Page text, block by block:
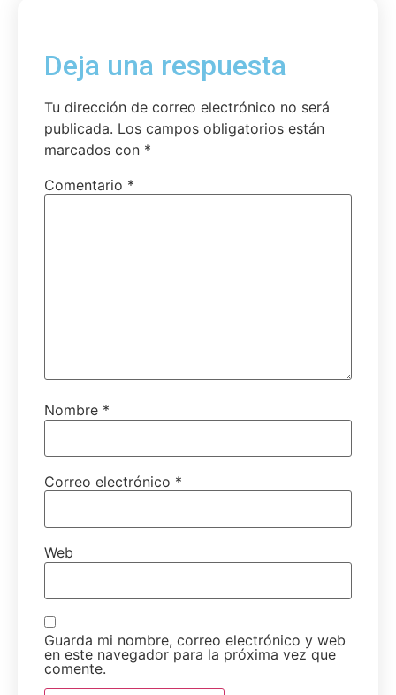
Deja una respuesta
Tu dirección de correo electrónico no será
publicada. Los campos obligatorios están
marcados con *
Comentario *
Nombre *
Correo electrónico *
Web
Guarda mi nombre, correo electrónico y web
en este navegador para la próxima vez que
comente.